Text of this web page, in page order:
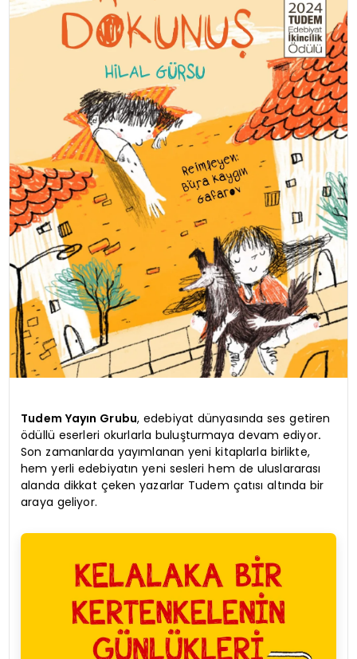
SAĞLIK
Tudem Yayın Grubu, edebiyat dünyasında ses getiren
ödüllü eserleri okurlarla buluşturmaya devam ediyor.
Son zamanlarda yayımlanan yeni kitaplarla birlikte,
hem yerli edebiyatın yeni sesleri hem de uluslararası
alanda dikkat çeken yazarlar Tudem çatısı altında bir
araya geliyor.